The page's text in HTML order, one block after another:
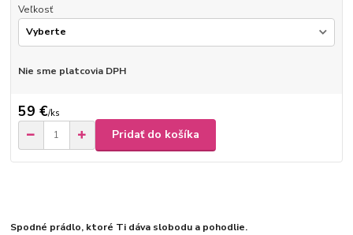
Veľkosť
Nie sme platcovia DPH
59 €/ks
Pridať do košíka
Spodné prádlo, ktoré Ti dáva slobodu a pohodlie.